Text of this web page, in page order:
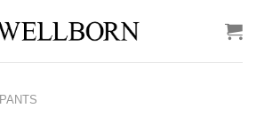
PANTS